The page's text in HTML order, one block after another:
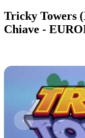
Tricky Towers
Chiave -